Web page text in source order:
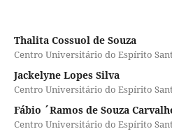
Thalita Cossuol de Souza
Centro Universitário do Espírito
Jackelyne Lopes Silva
Centro Universitário do Espírito
Fábio ´Ramos de Souza
Centro Universitário do Espírito